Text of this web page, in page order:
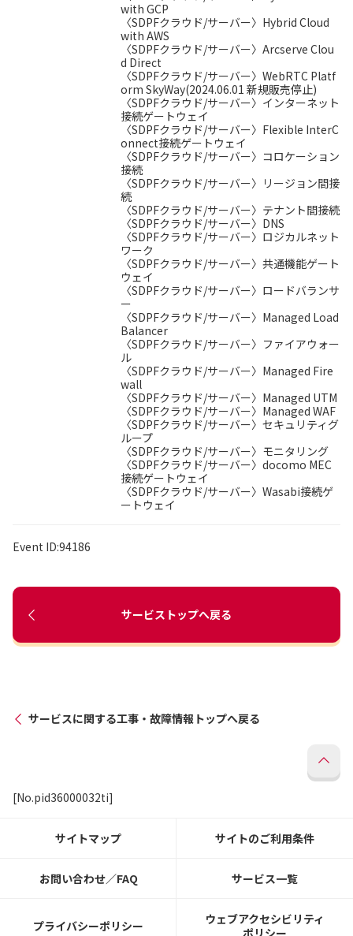
with GCP
〈SDPFクラウド/サーバー〉Hybrid Cloud
with AWS
〈SDPFクラウド/サーバー〉Arcserve Clou
d Direct
〈SDPFクラウド/サーバー〉WebRTC Platf
orm SkyWay(2024.06.01 新規販売停止)
〈SDPFクラウド/サーバー〉インターネット
接続ゲートウェイ
〈SDPFクラウド/サーバー〉Flexible InterC
onnect接続ゲートウェイ
〈SDPFクラウド/サーバー〉コロケーション
接続
〈SDPFクラウド/サーバー〉リージョン間接
続
〈SDPFクラウド/サーバー〉テナント間接続
〈SDPFクラウド/サーバー〉DNS
〈SDPFクラウド/サーバー〉ロジカルネット
ワーク
〈SDPFクラウド/サーバー〉共通機能ゲート
ウェイ
〈SDPFクラウド/サーバー〉ロードバランサ
ー
〈SDPFクラウド/サーバー〉Managed Load
Balancer
〈SDPFクラウド/サーバー〉ファイアウォー
ル
〈SDPFクラウド/サーバー〉Managed Fire
wall
〈SDPFクラウド/サーバー〉Managed UTM
〈SDPFクラウド/サーバー〉Managed WAF
〈SDPFクラウド/サーバー〉セキュリティグ
ループ
〈SDPFクラウド/サーバー〉モニタリング
〈SDPFクラウド/サーバー〉docomo MEC
接続ゲートウェイ
〈SDPFクラウド/サーバー〉Wasabi接続ゲ
ートウェイ
Event ID:94186
サービストップへ戻る
サービスに関する工事・故障情報トップへ戻る
[No.pid36000032ti]
サイトマップ サイトのご利用条件
お問い合わせ／FAQ サービス一覧
プライバシーポリシー
ウェブアクセシビリティ
ポリシー